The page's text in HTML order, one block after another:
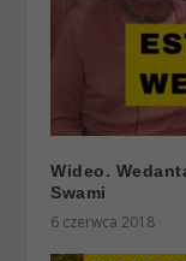
Wideo.
Swami
6 czerwca 2018